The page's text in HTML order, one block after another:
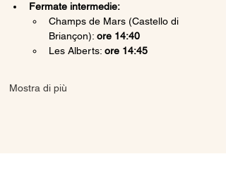
Fermate intermedie:
Champs de Mars (Castello di
Briançon): ore 14:40
Les Alberts: ore 14:45
Mostra di più